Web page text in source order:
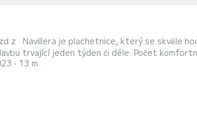
z . Navillera je plachetnice, který se skvěle
déle. Počet komfortních kajut: 4 a počet osob
vaším nejlepším společníkem na
13 m